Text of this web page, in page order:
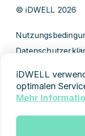
© iDWELL 2026
Impressum
iDWELL
optimalen
Mehr